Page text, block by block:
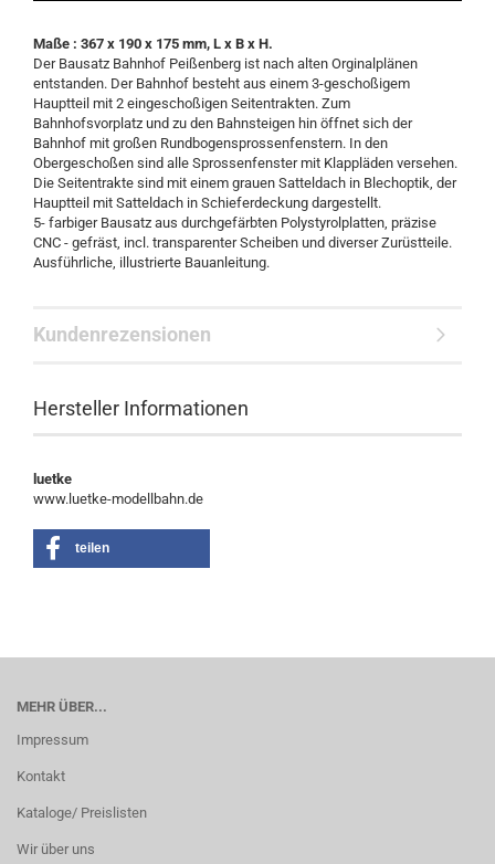
Maße : 367 x 190 x 175 mm, L x B x H.
Der Bausatz Bahnhof Peißenberg ist nach alten Orginalplänen
entstanden. Der Bahnhof besteht aus einem 3-geschoßigem
Hauptteil mit 2 eingeschoßigen Seitentrakten. Zum
Bahnhofsvorplatz und zu den Bahnsteigen hin öffnet sich der
Bahnhof mit großen Rundbogensprossenfenstern. In den
Obergeschoßen sind alle Sprossenfenster mit Klappläden versehen.
Die Seitentrakte sind mit einem grauen Satteldach in Blechoptik, der
Hauptteil mit Satteldach in Schieferdeckung dargestellt.
5- farbiger Bausatz aus durchgefärbten Polystyrolplatten, präzise
CNC - gefräst, incl. transparenter Scheiben und diverser Zurüstteile.
Ausführliche, illustrierte Bauanleitung.
Kundenrezensionen
Hersteller Informationen
luetke
www.luetke-modellbahn.de
teilen
MEHR ÜBER...
Impressum
Kontakt
Kataloge/ Preislisten
Wir über uns